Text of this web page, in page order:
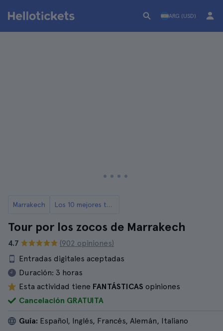
ARG (USD)
Marrakech Los 10 mejores tours y excursiones desde Marrakech
Tour por los zocos de Marrakech
4.7
(902 opiniones)
Entradas digitales aceptadas
Duración: 3 horas
Esta actividad tiene FANTÁSTICAS opiniones
Cancelación GRATUITA
Guía: Español, Inglés, Francés, Alemán, Italiano